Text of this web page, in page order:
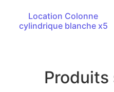
Location Colonne
cylindrique blanche x5
Produits